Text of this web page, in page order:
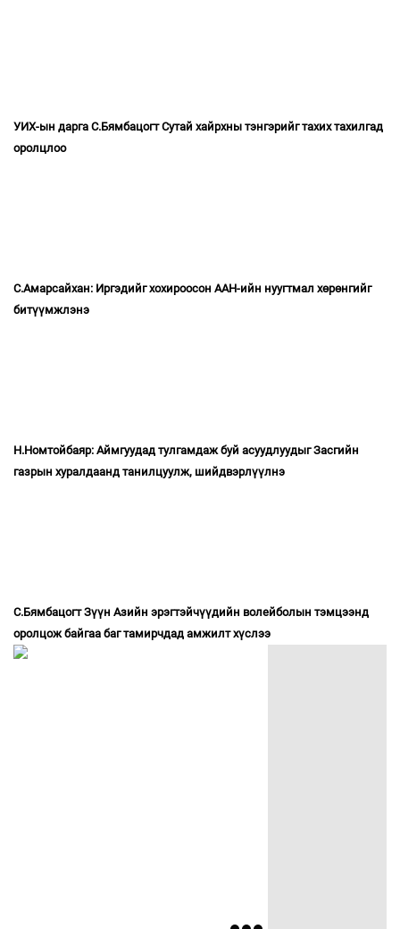
УИХ-ын дарга С.Бямбацогт Сутай хайрхны тэнгэрийг тахих тахилгад
оролцлоо
С.Амарсайхан: Иргэдийг хохироосон ААН-ийн нуугтмал хөрөнгийг
битүүмжлэнэ
Н.Номтойбаяр: Аймгуудад тулгамдаж буй асуудлуудыг Засгийн
газрын хуралдаанд танилцуулж, шийдвэрлүүлнэ
С.Бямбацогт Зүүн Азийн эрэгтэйчүүдийн волейболын тэмцээнд
оролцож байгаа баг тамирчдад амжилт хүслээ